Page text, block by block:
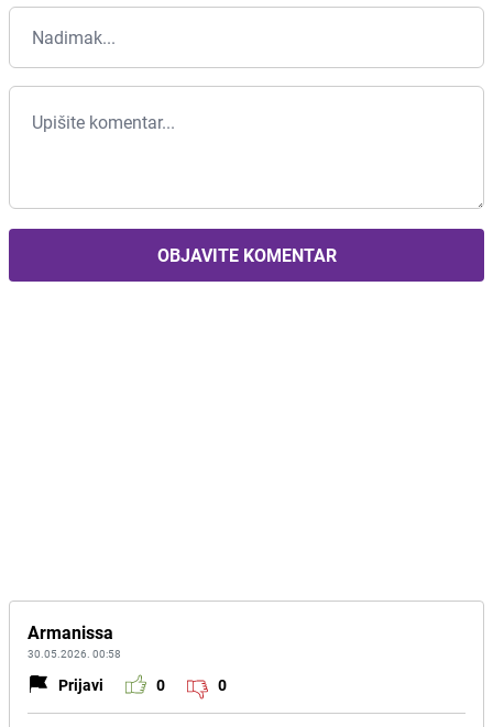
OBJAVITE KOMENTAR
Armanissa
30.05.2026. 00:58
Prijavi 0 0